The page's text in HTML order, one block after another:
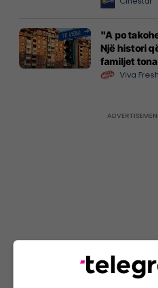
"A po
Një histori
familjet tona
Viva